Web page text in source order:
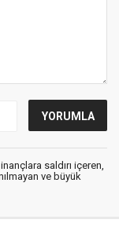
saldırı içeren,
ve büyük